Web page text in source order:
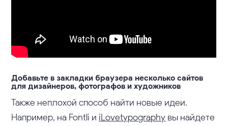
Добавьте в закладки браузера несколько сайтов
для дизайнеров, фотографов и художников
Также неплохой способ найти новые идеи.
Например, на Fontli и iLovetypography вы найдете